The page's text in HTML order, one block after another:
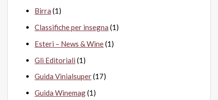
Birra (1)
Classifiche per insegna (1)
Esteri – News & Wine(1)
Gli Editoriali (1)
Guida Vinialsuper(17)
Guida Winemag(1)